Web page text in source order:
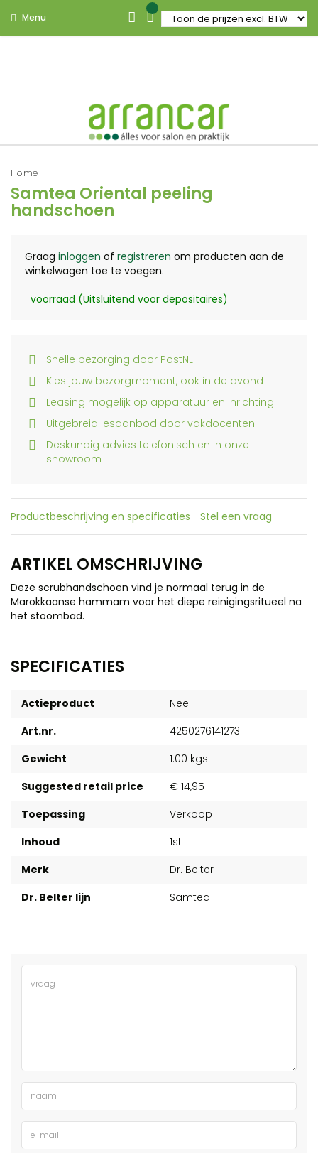
Menu
Home
Samtea Oriental peeling
handschoen
Graag inloggen of registreren om producten aan de
winkelwagen toe te voegen.
voorraad (Uitsluitend voor depositaires)
Snelle bezorging door PostNL
Kies jouw bezorgmoment, ook in de avond
Leasing mogelijk op apparatuur en inrichting
Uitgebreid lesaanbod door vakdocenten
Deskundig advies telefonisch en in onze
showroom
Productbeschrijving en specificaties Stel een vraag
ARTIKEL OMSCHRIJVING
Deze scrubhandschoen vind je normaal terug in de
Marokkaanse hammam voor het diepe reinigingsritueel na
het stoombad.
SPECIFICATIES
Actieproduct
Nee
Art.nr.
4250276141273
Gewicht
1.00 kgs
Suggested retail price
€ 14,95
Toepassing
Verkoop
Inhoud
1st
Merk
Dr. Belter
Dr. Belter lijn
Samtea